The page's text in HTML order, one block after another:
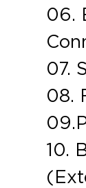
06.
07.
08.
09.
10.